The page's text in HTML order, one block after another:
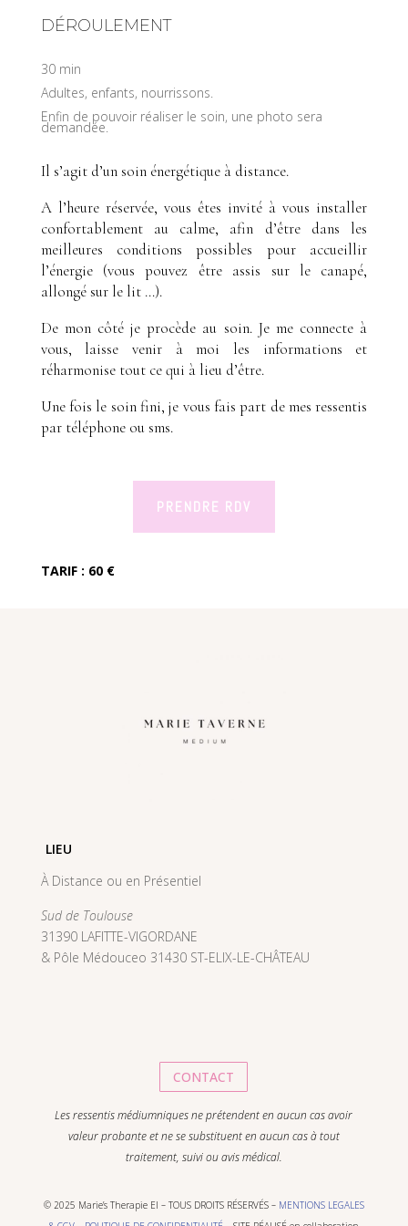
DÉROULEMENT
30 min
Adultes, enfants, nourrissons.
Enfin de pouvoir réaliser le soin, une photo sera
demandée.
Il s’agit d’un soin énergétique à distance.
A l’heure réservée, vous êtes invité à vous installer
confortablement au calme, afin d’être dans les
meilleures conditions possibles pour accueillir
l’énergie (vous pouvez être assis sur le canapé,
allongé sur le lit …).
De mon côté je procède au soin. Je me connecte à
vous, laisse venir à moi les informations et
réharmonise tout ce qui à lieu d’être.
Une fois le soin fini, je vous fais part de mes ressentis
par téléphone ou sms.
PRENDRE RDV
TARIF : 60 €
LIEU
À Distance ou en Présentiel
Sud de Toulouse
31390 LAFITTE-VIGORDANE
& Pôle Médouceo 31430 ST-ELIX-LE-CHÂTEAU
CONTACT
Les ressentis médiumniques ne prétendent en aucun cas avoir
valeur probante et ne se substituent en aucun cas à tout
traitement, suivi ou avis médical.
© 2025 Marie’s Therapie EI – TOUS DROITS RÉSERVÉS – MENTIONS LEGALES